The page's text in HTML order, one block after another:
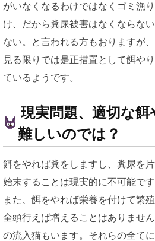
がいなくなるわけではなくゴミ漁
け、だから糞尿被害はなくならな
ない。と言われる方もおりますが
見る限りでは是正措置として餌や
ているようです。
現実問題、適切な
難しいのでは？
餌をやれば糞をしますし、糞尿を
始末することは現実的に不可能です
また、餌をやれば栄養を付けて繁
全頭行えば増えることはありませ
の流入猫もいます。それらの全て